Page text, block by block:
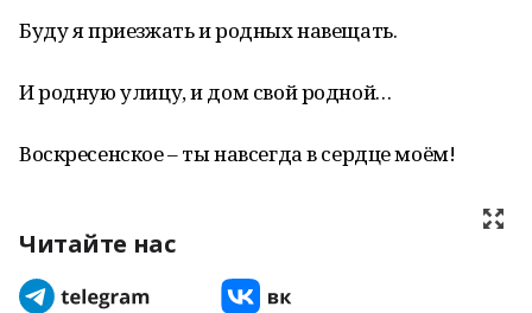
Буду я приезжать и родных навещать.
И родную улицу, и дом свой родной…
Воскресенское – ты навсегда в сердце моём!
Читайте нас